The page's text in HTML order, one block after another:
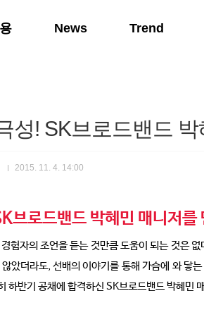
News Trend
성! SK브로드밴드
2015. 11. 4. 14:00
브로드밴드 박혜민 매니저를
험자의 조언을 듣는 것만큼 도움이 되는 것은
았더라도, 선배의 이야기를 통해 가슴에 와 닿
하반기 공채에 합격하신 SK브로드밴드 박혜민